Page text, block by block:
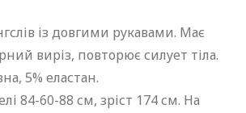
із довгими рукавами. Має
виріз, повторює силует тіла.
5% еластан.
84-60-88 см, зріст 174 см. На